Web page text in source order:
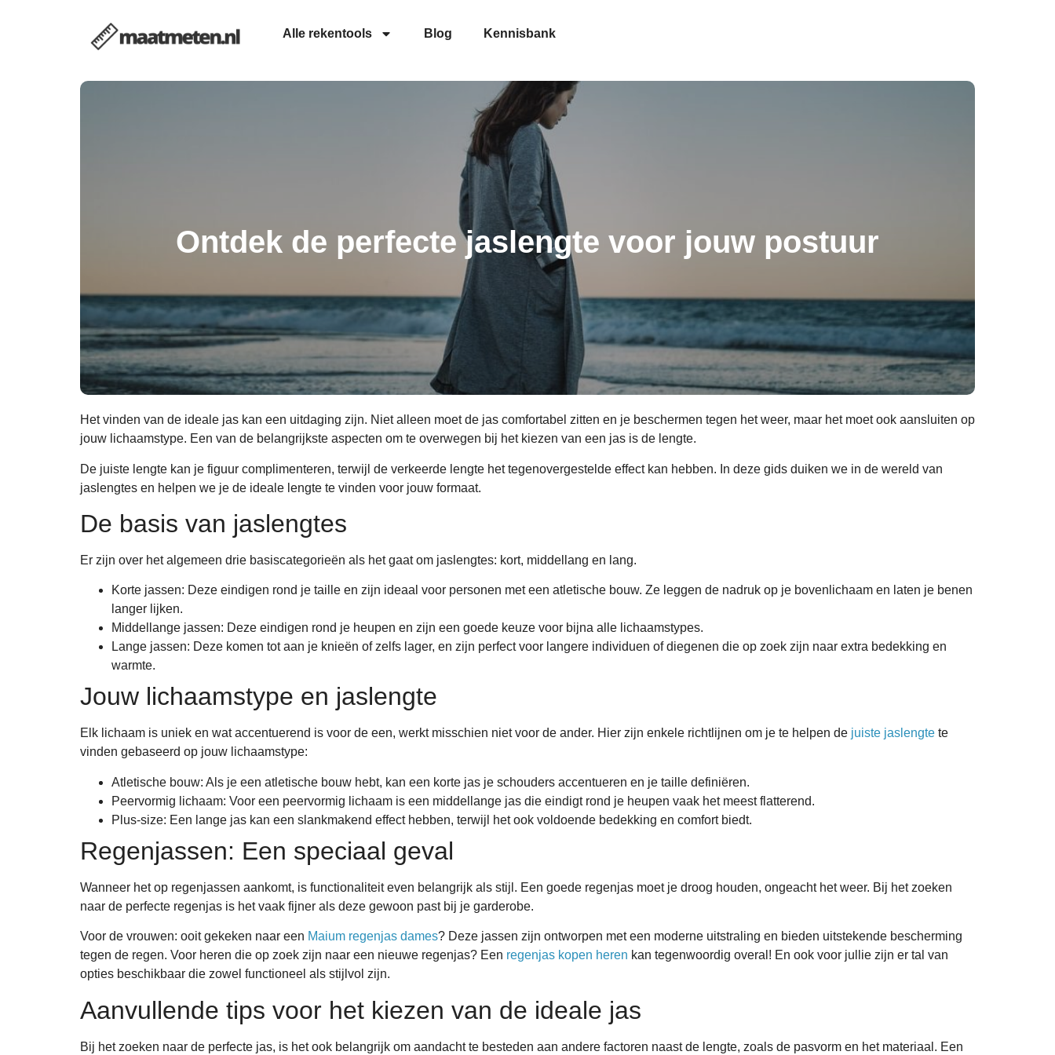
Alle rekentools Blog Kennisbank
Ontdek de perfecte jaslengte voor jouw postuur
Het vinden van de ideale jas kan een uitdaging zijn. Niet alleen moet de jas comfortabel zitten en je beschermen tegen het weer, maar het moet ook aansluiten op
jouw lichaamstype. Een van de belangrijkste aspecten om te overwegen bij het kiezen van een jas is de lengte.
De juiste lengte kan je figuur complimenteren, terwijl de verkeerde lengte het tegenovergestelde effect kan hebben. In deze gids duiken we in de wereld van
jaslengtes en helpen we je de ideale lengte te vinden voor jouw formaat.
De basis van jaslengtes
Er zijn over het algemeen drie basiscategorieën als het gaat om jaslengtes: kort, middellang en lang.
Korte jassen: Deze eindigen rond je taille en zijn ideaal voor personen met een atletische bouw. Ze leggen de nadruk op je bovenlichaam en laten je benen
langer lijken.
Middellange jassen: Deze eindigen rond je heupen en zijn een goede keuze voor bijna alle lichaamstypes.
Lange jassen: Deze komen tot aan je knieën of zelfs lager, en zijn perfect voor langere individuen of diegenen die op zoek zijn naar extra bedekking en
warmte.
Jouw lichaamstype en jaslengte
Elk lichaam is uniek en wat accentuerend is voor de een, werkt misschien niet voor de ander. Hier zijn enkele richtlijnen om je te helpen de juiste jaslengte te
vinden gebaseerd op jouw lichaamstype:
Atletische bouw: Als je een atletische bouw hebt, kan een korte jas je schouders accentueren en je taille definiëren.
Peervormig lichaam: Voor een peervormig lichaam is een middellange jas die eindigt rond je heupen vaak het meest flatterend.
Plus-size: Een lange jas kan een slankmakend effect hebben, terwijl het ook voldoende bedekking en comfort biedt.
Regenjassen: Een speciaal geval
Wanneer het op regenjassen aankomt, is functionaliteit even belangrijk als stijl. Een goede regenjas moet je droog houden, ongeacht het weer. Bij het zoeken
naar de perfecte regenjas is het vaak fijner als deze gewoon past bij je garderobe.
Voor de vrouwen: ooit gekeken naar een Maium regenjas dames? Deze jassen zijn ontworpen met een moderne uitstraling en bieden uitstekende bescherming
tegen de regen. Voor heren die op zoek zijn naar een nieuwe regenjas? Een regenjas kopen heren kan tegenwoordig overal! En ook voor jullie zijn er tal van
opties beschikbaar die zowel functioneel als stijlvol zijn.
Aanvullende tips voor het kiezen van de ideale jas
Bij het zoeken naar de perfecte jas, is het ook belangrijk om aandacht te besteden aan andere factoren naast de lengte, zoals de pasvorm en het materiaal. Een